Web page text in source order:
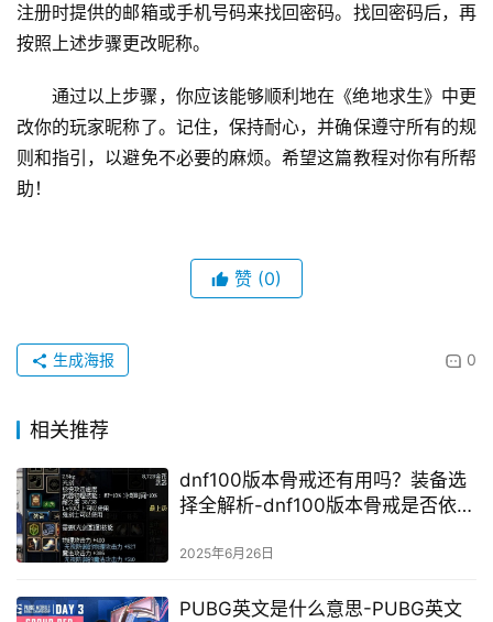
注册时提供的邮箱或手机号码来找回密码。找回密码后，再
按照上述步骤更改昵称。
通过以上步骤，你应该能够顺利地在《绝地求生》中更
改你的玩家昵称了。记住，保持耐心，并确保遵守所有的规
则和指引，以避免不必要的麻烦。希望这篇教程对你有所帮
助！
赞 (0)
0
生成海报
相关推荐
dnf100版本骨戒还有用吗？装备选
择全解析-dnf100版本骨戒是否依然
2025年6月26日
PUBG英文是什么意思-PUBG英文